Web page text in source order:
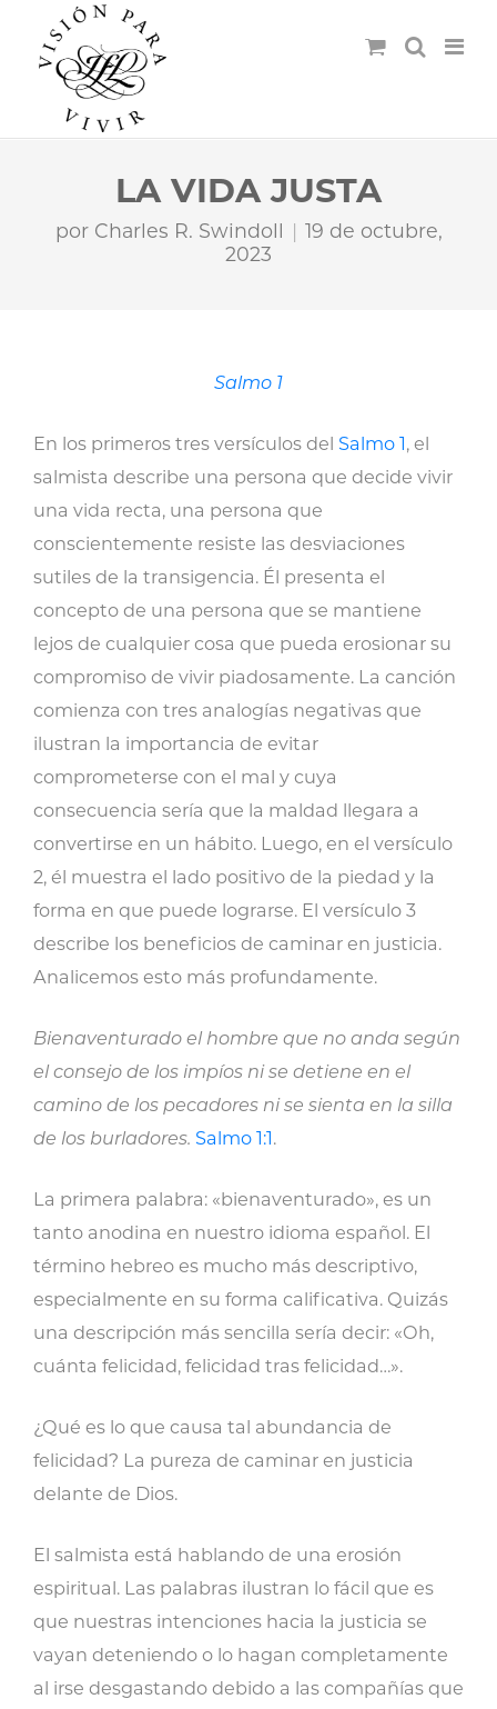
LA VIDA JUSTA
por Charles R. Swindoll
19 de octubre,
2023
Salmo 1
En los primeros tres versículos del Salmo 1, el
salmista describe una persona que decide vivir
una vida recta, una persona que
conscientemente resiste las desviaciones
sutiles de la transigencia. Él presenta el
concepto de una persona que se mantiene
lejos de cualquier cosa que pueda erosionar su
compromiso de vivir piadosamente. La canción
comienza con tres analogías negativas que
ilustran la importancia de evitar
comprometerse con el mal y cuya
consecuencia sería que la maldad llegara a
convertirse en un hábito. Luego, en el versículo
2, él muestra el lado positivo de la piedad y la
forma en que puede lograrse. El versículo 3
describe los beneficios de caminar en justicia.
Analicemos esto más profundamente.
Bienaventurado el hombre que no anda según
el consejo de los impíos ni se detiene en el
camino de los pecadores ni se sienta en la silla
de los burladores. Salmo 1:1.
La primera palabra: «bienaventurado», es un
tanto anodina en nuestro idioma español. El
término hebreo es mucho más descriptivo,
especialmente en su forma calificativa. Quizás
una descripción más sencilla sería decir: «Oh,
cuánta felicidad, felicidad tras felicidad…».
¿Qué es lo que causa tal abundancia de
felicidad? La pureza de caminar en justicia
delante de Dios.
El salmista está hablando de una erosión
espiritual. Las palabras ilustran lo fácil que es
que nuestras intenciones hacia la justicia se
vayan deteniendo o lo hagan completamente
al irse desgastando debido a las compañías que